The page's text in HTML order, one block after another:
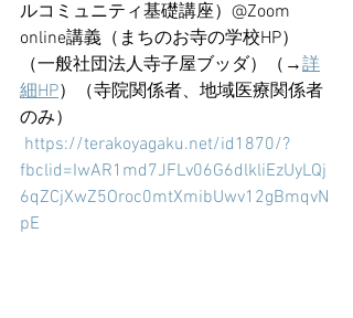
ルコミュニティ基礎講座）@Zoom
online講義（まちのお寺の学校HP）
（一般社団法人寺子屋ブッダ）（→詳
細HP）（寺院関係者、地域医療関係者
のみ）
https://terakoyagaku.net/id1870/?
fbclid=IwAR1md7JFLv06G6dlkliEzUyLQj
6qZCjXwZ5Oroc0mtXmibUwv12gBmqvN
pE